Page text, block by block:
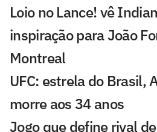
Loio no Lance! vê
inspiração para João
Montreal
UFC: estrela do Brasil,
morre aos 34 anos
Jogo que define rival